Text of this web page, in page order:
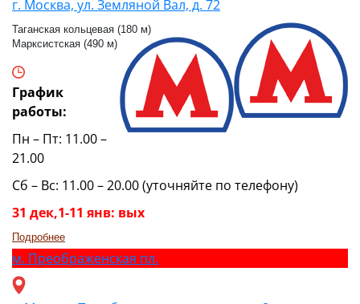
г. Москва, ул. Земляной Вал, д. 72
Таганская кольцевая (180 м)
Марксистская (490 м)
График
работы:
Пн – Пт: 11.00 –
21.00
Сб – Вс: 11.00 – 20.00 (уточняйте по телефону)
31 дек,1-11 янв: вых
Подробнее
м. Преображенская пл.